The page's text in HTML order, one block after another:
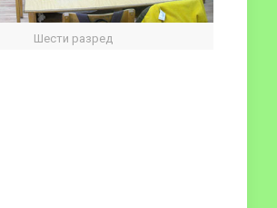
Шести разред